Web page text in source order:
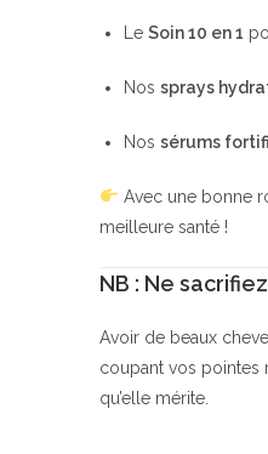
Le Soin 10 en 1
Nos sprays
Nos sérums
Avec une bonne
meilleure santé !
NB : Ne
Avoir de beaux
coupant vos pointes
qu’elle mérite.